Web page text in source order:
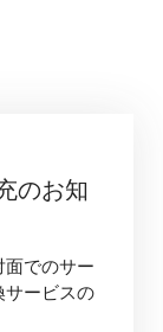
のお知
でのサー
サービスの